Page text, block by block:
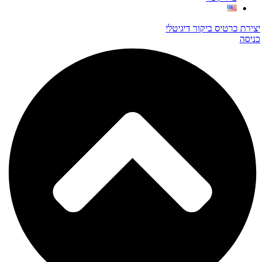
יצירת כרטיס ביקור דיגיטלי
כניסה